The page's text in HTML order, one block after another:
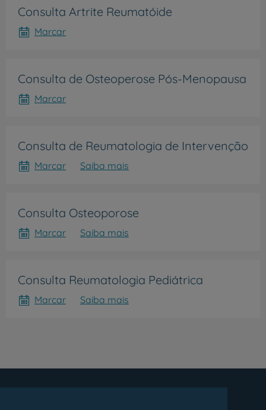
Consulta Artrite Reumatóide
Marcar
Consulta de Osteoperose Pós-Menopausa
Marcar
Consulta de Reumatologia de Intervenção
Marcar Saiba mais
Consulta Osteoporose
Marcar Saiba mais
Consulta Reumatologia Pediátrica
Marcar Saiba mais